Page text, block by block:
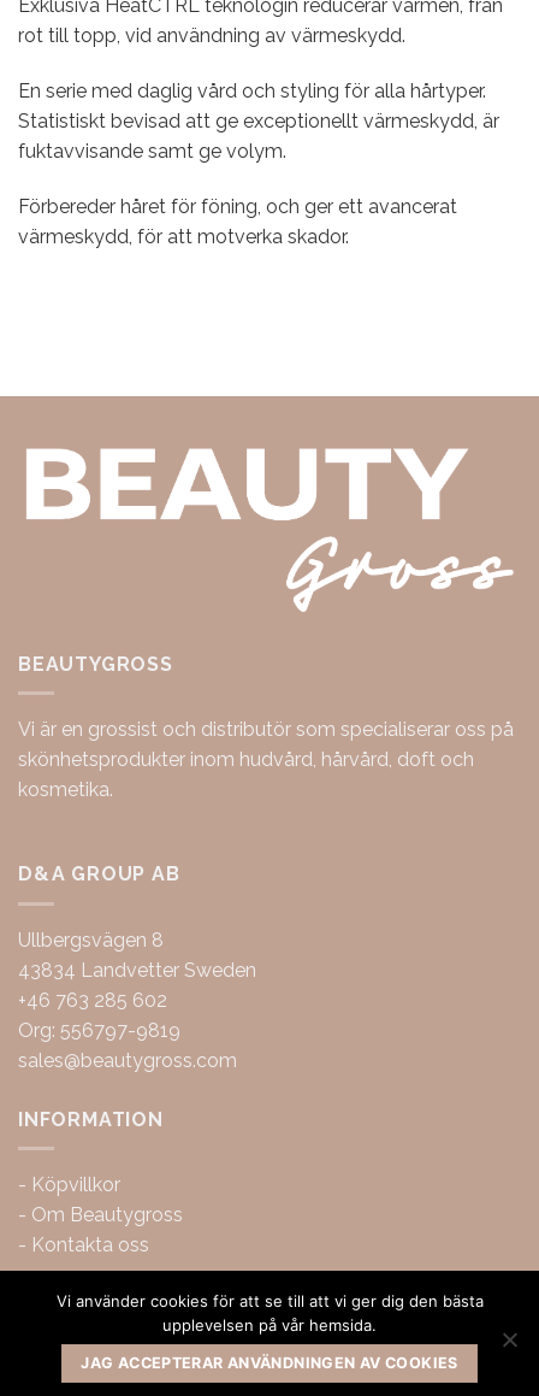
Exklusiva HeatCTRL teknologin reducerar värmen, från
rot till topp, vid användning av värmeskydd.
En serie med daglig vård och styling för alla hårtyper.
Statistiskt bevisad att ge exceptionellt värmeskydd, är
fuktavvisande samt ge volym.
Förbereder håret för föning, och ger ett avancerat
värmeskydd, för att motverka skador.
BEAUTYGROSS
Vi är en grossist och distributör som specialiserar oss på
skönhetsprodukter inom hudvård, hårvård, doft och
kosmetika.
D&A GROUP AB
Ullbergsvägen 8
43834 Landvetter Sweden
+46 763 285 602
Org: 556797-9819
sales@beautygross.com
INFORMATION
- Köpvillkor
- Om Beautygross
- Kontakta oss
Copyright 2026 ©BeautyGross
Vi använder cookies för att se till att vi ger dig den bästa
upplevelsen på vår hemsida.
JAG ACCEPTERAR ANVÄNDNINGEN AV COOKIES